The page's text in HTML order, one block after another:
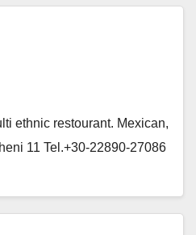
ethnic restourant. Mexican,
11 Tel.+30-22890-27086